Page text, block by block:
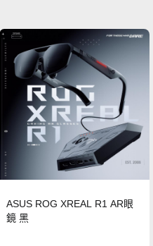
ASUS ROG XREAL R1 AR眼
鏡 黑